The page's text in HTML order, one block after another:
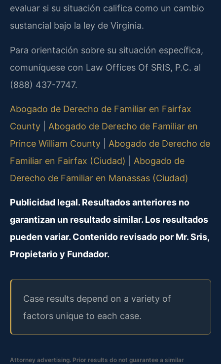
evaluar si su situación califica como un cambio
sustancial bajo la ley de Virginia.
Para orientación sobre su situación específica,
comuníquese con Law Offices Of SRIS, P.C. al
(888) 437-7747.
Abogado de Derecho de Familiar en Fairfax
County
Abogado de Derecho de Familiar en
Prince William County
Abogado de Derecho de
Familiar en Fairfax (Ciudad)
Abogado de
Derecho de Familiar en Manassas (Ciudad)
Publicidad legal. Resultados anteriores no
garantizan un resultado similar. Los resultados
pueden variar. Contenido revisado por Mr. Sris,
Propietario y Fundador.
Case results depend on a variety of
factors unique to each case.
Attorney advertising. Prior results do not guarantee a similar